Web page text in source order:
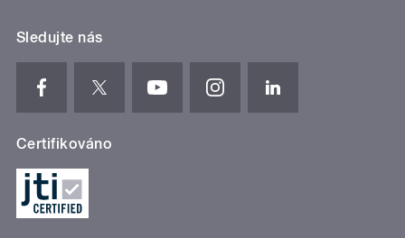
Sledujte nás
Certifikováno